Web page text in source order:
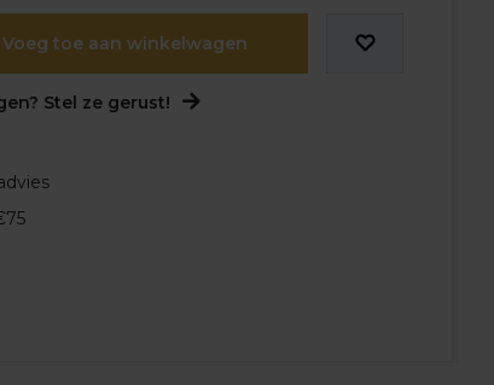
Voeg toe aan winkelwagen
Stel ze gerust!